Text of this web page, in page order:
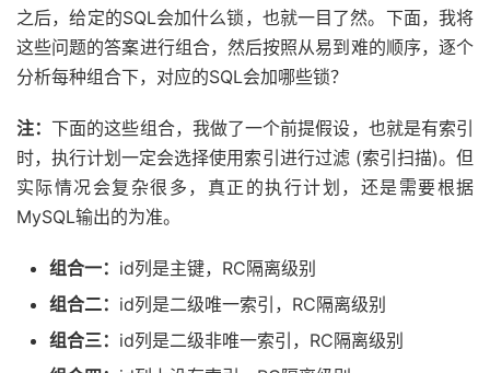
之后，给定的SQL会加什么锁，也就一目了然。下面，我将
这些问题的答案进行组合，然后按照从易到难的顺序，逐个
分析每种组合下，对应的SQL会加哪些锁？
注：下面的这些组合，我做了一个前提假设，也就是有索引
时，执行计划一定会选择使用索引进行过滤 (索引扫描)。但
实际情况会复杂很多，真正的执行计划，还是需要根据
MySQL输出的为准。
组合一： id列是主键，RC隔离级别
组合二： id列是二级唯一索引，RC隔离级别
组合三： id列是二级非唯一索引，RC隔离级别